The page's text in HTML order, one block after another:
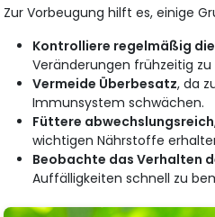
Zur Vorbeugung hilft es, einige
Kontrolliere regelmäßig
Veränderungen frühzeitig zu
Vermeide Überbesatz, da
Immunsystem schwächen.
Füttere abwechslungsreich
wichtigen Nährstoffe
Beobachte das Verhalten
Auffälligkeiten schnell zu